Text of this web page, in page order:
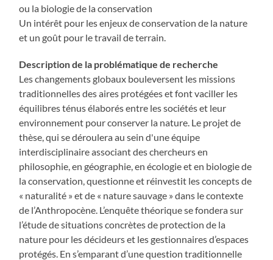
ou la biologie de la conservation
Un intérêt pour les enjeux de conservation de la nature
et un goût pour le travail de terrain.
Description de la problématique de recherche
Les changements globaux bouleversent les missions
traditionnelles des aires protégées et font vaciller les
équilibres ténus élaborés entre les sociétés et leur
environnement pour conserver la nature. Le projet de
thèse, qui se déroulera au sein d'une équipe
interdisciplinaire associant des chercheurs en
philosophie, en géographie, en écologie et en biologie de
la conservation, questionne et réinvestit les concepts de
« naturalité » et de « nature sauvage » dans le contexte
de l’Anthropocène. L’enquête théorique se fondera sur
l’étude de situations concrètes de protection de la
nature pour les décideurs et les gestionnaires d’espaces
protégés. En s’emparant d’une question traditionnelle